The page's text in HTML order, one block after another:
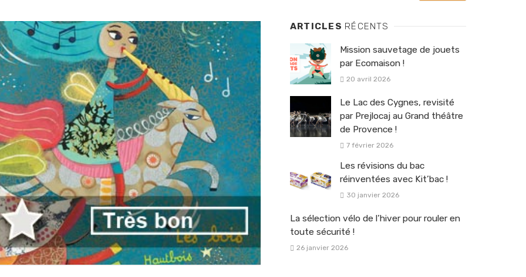
ARTICLES RÉCENTS
Mission sauvetage de jouets
par Ecomaison !
20 avril 2026
Le Lac des Cygnes, revisité
par Prejlocaj au Grand théâtre
de Provence !
7 février 2026
Les révisions du bac
réinventées avec Kit’bac !
30 janvier 2026
La sélection vélo de l’hiver pour rouler en
toute sécurité !
26 janvier 2026